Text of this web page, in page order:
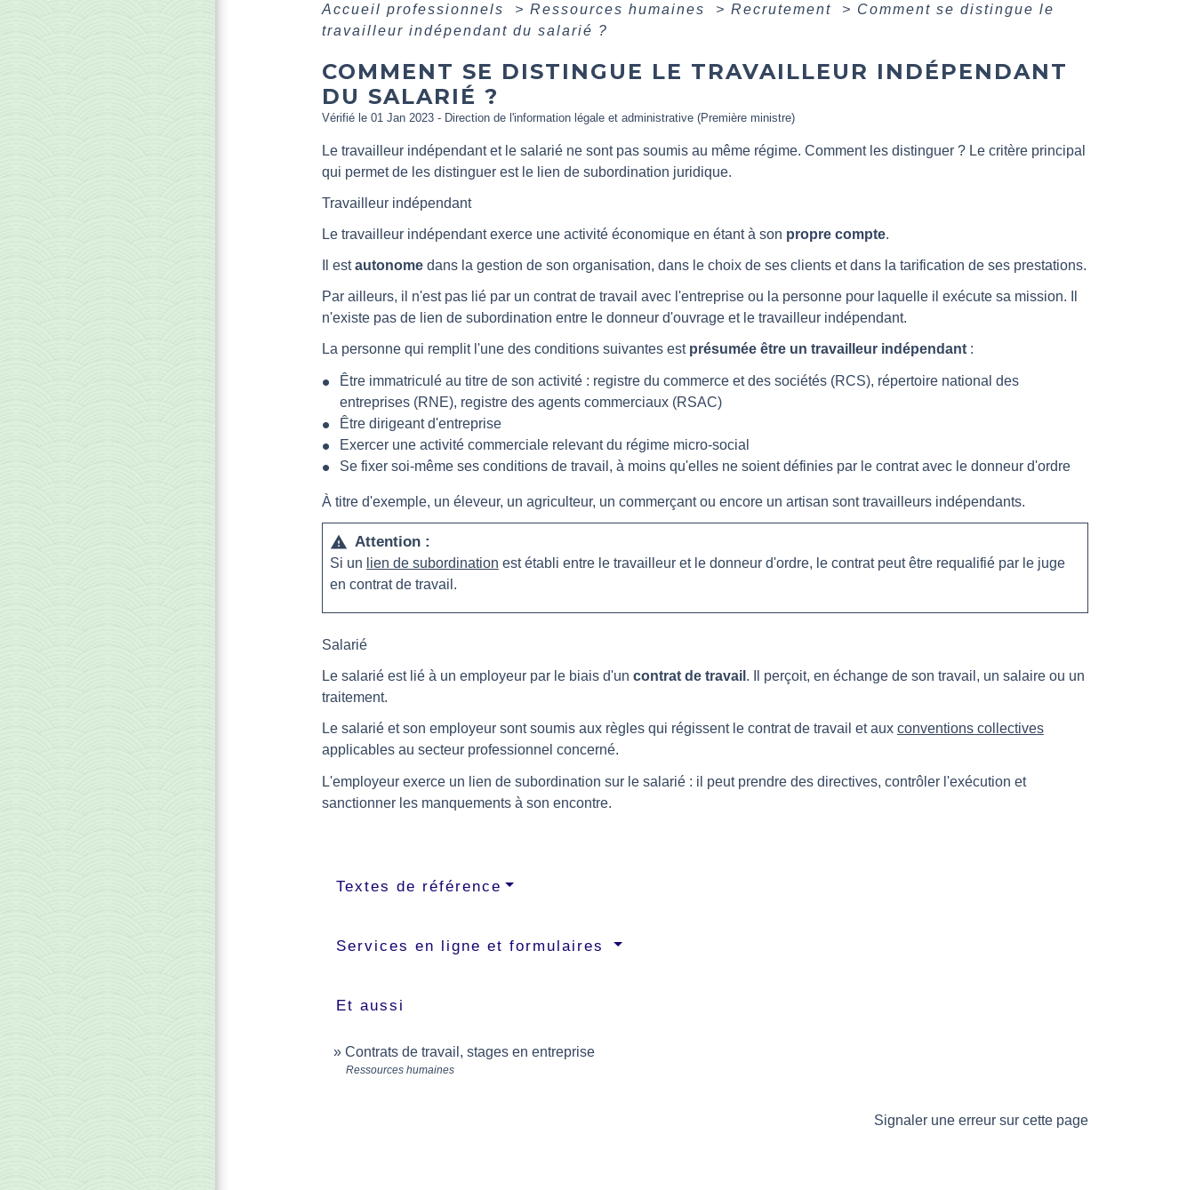
Accueil professionnels > Ressources humaines > Recrutement > Comment se distingue le
travailleur indépendant du salarié ?
COMMENT SE DISTINGUE LE TRAVAILLEUR INDÉPENDANT
DU SALARIÉ ?
Vérifié le 01 Jan 2023 - Direction de l'information légale et administrative (Première ministre)
Le travailleur indépendant et le salarié ne sont pas soumis au même régime. Comment les distinguer ? Le critère principal
qui permet de les distinguer est le lien de subordination juridique.
Travailleur indépendant
Le travailleur indépendant exerce une activité économique en étant à son propre compte.
Il estautonomedans la gestion de son organisation, dans le choix de ses clients et dans la tarification de ses prestations.
Par ailleurs, il n'est pas lié par un contrat de travail avec l'entreprise ou la personne pour laquelle il exécute sa mission. Il
n'existe pas de lien de subordination entre le donneur d'ouvrage et le travailleur indépendant.
La personne qui remplit l'une des conditions suivantes estprésumée être un travailleur indépendant:
Être immatriculé au titre de son activité : registre du commerce et des sociétés (RCS), répertoire national des
entreprises (RNE), registre des agents commerciaux (RSAC)
Être dirigeant d'entreprise
Exercer une activité commerciale relevant du régime micro-social
Se fixer soi-même ses conditions de travail, à moins qu'elles ne soient définies par le contrat avec le donneur d'ordre
À titre d'exemple, un éleveur, un agriculteur, un commerçant ou encore un artisan sont travailleurs indépendants.
warning Attention :
Si un lien de subordination est établi entre le travailleur et le donneur d'ordre, le contrat peut être requalifié par le juge
en contrat de travail.
Salarié
Le salarié est lié à un employeur par le biais d'un contrat de travail . Il perçoit, en échange de son travail, un salaire ou un
traitement.
Le salarié et son employeur sont soumis aux règles qui régissent le contrat de travail et aux conventions collectives
applicables au secteur professionnel concerné.
L'employeur exerce un lien de subordination sur le salarié : il peut prendre des directives, contrôler l'exécution et
sanctionner les manquements à son encontre.
Textes de référence
Services en ligne et formulaires
Et aussi
Contrats de travail, stages en entreprise
Ressources humaines
Signaler une erreur sur cette page